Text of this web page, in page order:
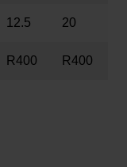
12.5 20
R400 R400